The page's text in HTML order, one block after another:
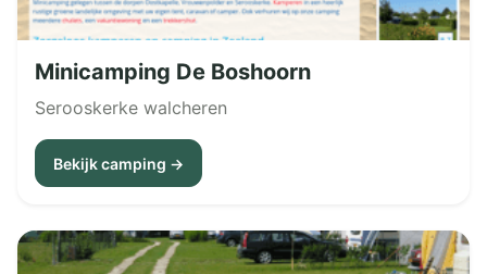
Minicamping De Boshoorn
Serooskerke walcheren
Bekijk camping →